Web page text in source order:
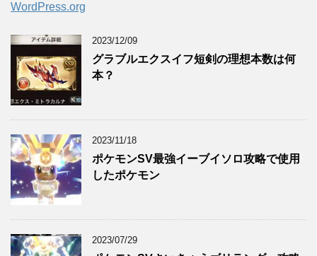
WordPress.org
2023/12/09
グラブルエクスイフ短剣の理想本数は何
本？
2023/11/18
ポケモンSV最強イーブイソロ攻略で使用
したポケモン
2023/07/29